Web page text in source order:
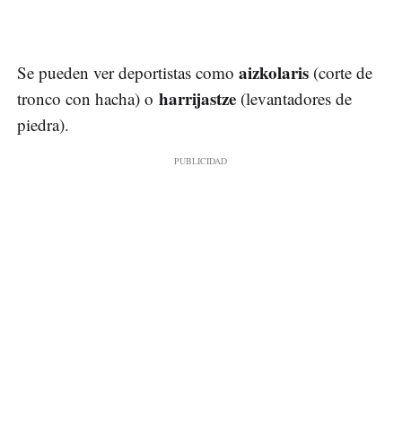
Se pueden ver deportistas como aizkolaris (corte de
tronco con hacha) o harrijastze (levantadores de
piedra).